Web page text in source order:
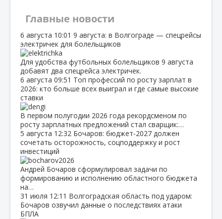
Главные новости
6 августа 10:01 9 августа: в Волгограде — спецрейсы
электричек для болельщиков
Для удобства футбольных болельщиков 9 августа
добавят два спецрейса электричек.
6 августа 09:51 Топ профессий по росту зарплат в
2026: кто больше всех выиграл и где самые высокие
ставки
В первом полугодии 2026 года рекордсменом по
росту зарплатных предложений стал сварщик:…
5 августа 12:32 Бочаров: бюджет‑2027 должен
сочетать осторожность, соцподдержку и рост
инвестиций
Андрей Бочаров сформулировал задачи по
формированию и исполнению областного бюджета
на…
31 июля 12:11 Волгоградская область под ударом:
Бочаров озвучил данные о последствиях атаки
БПЛА